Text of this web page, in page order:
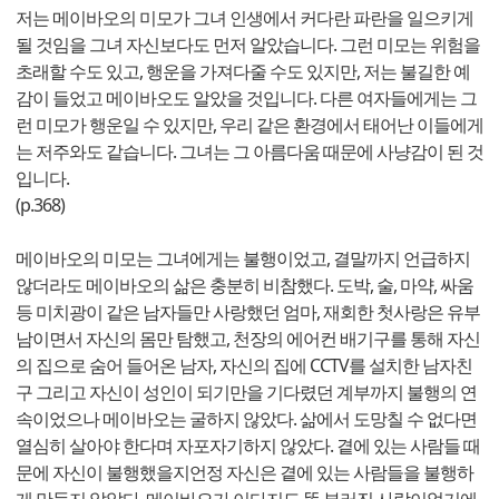
저는 메이바오의 미모가 그녀 인생에서 커다란 파란을 일으키게
될 것임을 그녀 자신보다도 먼저 알았습니다. 그런 미모는 위험을
초래할 수도 있고, 행운을 가져다줄 수도 있지만, 저는 불길한 예
감이 들었고 메이바오도 알았을 것입니다. 다른 여자들에게는 그
런 미모가 행운일 수 있지만, 우리 같은 환경에서 태어난 이들에게
는 저주와도 같습니다. 그녀는 그 아름다움 때문에 사냥감이 된 것
입니다.
(p.368)
메이바오의 미모는 그녀에게는 불행이었고, 결말까지 언급하지
않더라도 메이바오의 삶은 충분히 비참했다. 도박, 술, 마약, 싸움
등 미치광이 같은 남자들만 사랑했던 엄마, 재회한 첫사랑은 유부
남이면서 자신의 몸만 탐했고, 천장의 에어컨 배기구를 통해 자신
의 집으로 숨어 들어온 남자, 자신의 집에 CCTV를 설치한 남자친
구 그리고 자신이 성인이 되기만을 기다렸던 계부까지 불행의 연
속이었으나 메이바오는 굴하지 않았다. 삶에서 도망칠 수 없다면
열심히 살아야 한다며 자포자기하지 않았다. 곁에 있는 사람들 때
문에 자신이 불행했을지언정 자신은 곁에 있는 사람들을 불행하